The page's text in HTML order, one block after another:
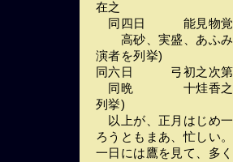
在之
同四日 能見物覚
高砂、実盛、あふみ
演者を列挙)
同六日 弓初之次第
同晩 十烓香之次
列挙)
以上が、正月はじめ
ろうともまあ、忙しい。
一日には鷹を見て、多